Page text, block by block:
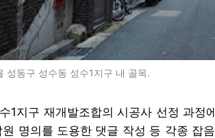
성동구 성수동 성수1지구 내 골목.
1지구 재개발조합의 시공사 선정 과정
원 명의를 도용한 댓글 작성 등 각종 잡